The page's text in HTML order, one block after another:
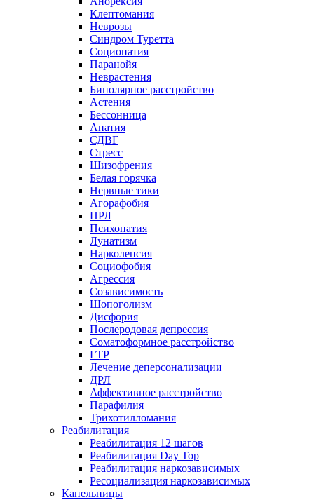
Клептомания
Неврозы
Синдром Туретта
Социопатия
Паранойя
Неврастения
Биполярное расстройство
Астения
Бессонница
Апатия
СДВГ
Стресс
Шизофрения
Белая горячка
Нервные тики
Агорафобия
ПРЛ
Психопатия
Лунатизм
Нарколепсия
Социофобия
Агрессия
Созависимость
Шопоголизм
Дисфория
Послеродовая депрессия
Соматоформное расстройство
ГТР
Лечение деперсонализации
ДРЛ
Аффективное расстройство
Парафилия
Трихотилломания
Реабилитация
Реабилитация 12 шагов
Реабилитация Day Top
Реабилитация наркозависимых
Ресоциализация наркозависимых
Капельницы